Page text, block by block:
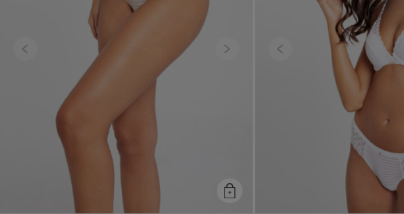
Previous Next Previous